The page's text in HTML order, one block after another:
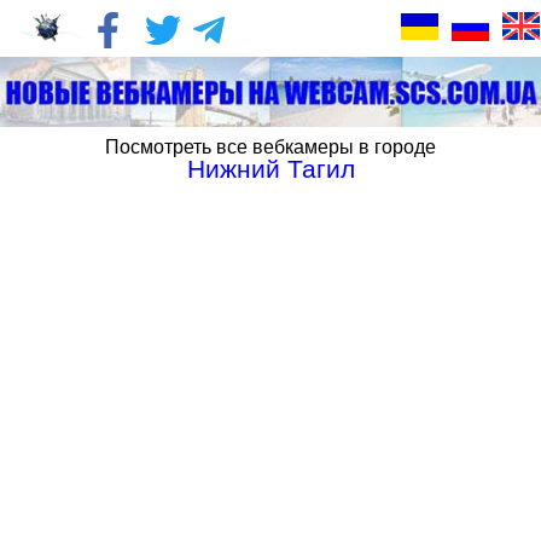
Посмотреть все вебкамеры в городе
Нижний Тагил